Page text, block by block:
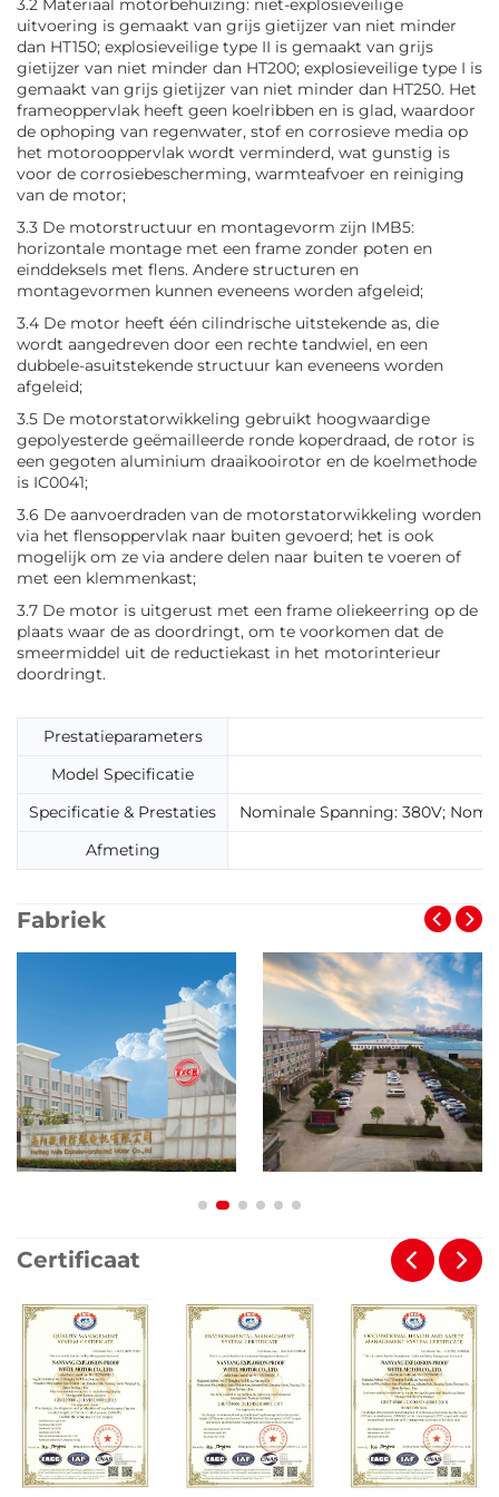
3.2 Materiaal motorbehuizing: niet-explosieveilige
uitvoering is gemaakt van grijs gietijzer van niet minder
dan HT150; explosieveilige type II is gemaakt van grijs
gietijzer van niet minder dan HT200; explosieveilige type I is
gemaakt van grijs gietijzer van niet minder dan HT250. Het
frameoppervlak heeft geen koelribben en is glad, waardoor
de ophoping van regenwater, stof en corrosieve media op
het motorooppervlak wordt verminderd, wat gunstig is
voor de corrosiebescherming, warmteafvoer en reiniging
van de motor;
3.3 De motorstructuur en montagevorm zijn IMB5:
horizontale montage met een frame zonder poten en
einddeksels met flens. Andere structuren en
montagevormen kunnen eveneens worden afgeleid;
3.4 De motor heeft één cilindrische uitstekende as, die
wordt aangedreven door een rechte tandwiel, en een
dubbele-asuitstekende structuur kan eveneens worden
afgeleid;
3.5 De motorstatorwikkeling gebruikt hoogwaardige
gepolyesterde geëmailleerde ronde koperdraad, de rotor is
een gegoten aluminium draaikooirotor en de koelmethode
is IC0041;
3.6 De aanvoerdraden van de motorstatorwikkeling worden
via het flensoppervlak naar buiten gevoerd; het is ook
mogelijk om ze via andere delen naar buiten te voeren of
met een klemmenkast;
3.7 De motor is uitgerust met een frame oliekeerring op de
plaats waar de as doordringt, om te voorkomen dat de
smeermiddel uit de reductiekast in het motorinterieur
doordringt.
Prestatieparameters
Model Specificatie
Specificatie & Prestaties
Nominale Spanning: 380V;
Afmeting
Fabriek
Certificaat